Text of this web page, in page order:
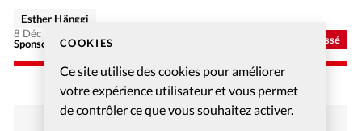
COOKIES
Ce site utilise des cookies pour améliorer
votre expérience utilisateur et vous permet
de contrôler ce que vous souhaitez activer.
Non classé
Sponsorisé - Alliance Biblilque Française
Esther Hänggi
8 Déc 2020